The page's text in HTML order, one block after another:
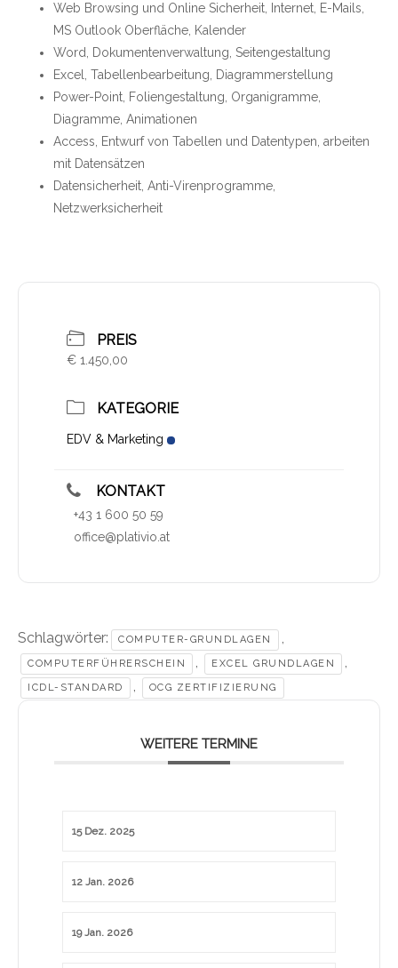
Web Browsing und Online Sicherheit, Internet, E-Mails,
MS Outlook Oberfläche, Kalender
Word, Dokumentenverwaltung, Seitengestaltung
Excel, Tabellenbearbeitung, Diagrammerstellung
Power-Point, Foliengestaltung, Organigramme,
Diagramme, Animationen
Access, Entwurf von Tabellen und Datentypen, arbeiten
mit Datensätzen
Datensicherheit, Anti-Virenprogramme,
Netzwerksicherheit
PREIS
€ 1.450,00
KATEGORIE
EDV & Marketing
KONTAKT
+43 1 600 50 59
office@plativio.at
Schlagwörter: COMPUTER-GRUNDLAGEN ,
COMPUTERFÜHRERSCHEIN , EXCEL GRUNDLAGEN ,
ICDL-STANDARD , OCG ZERTIFIZIERUNG
WEITERE TERMINE
15 Dez. 2025
12 Jan. 2026
19 Jan. 2026